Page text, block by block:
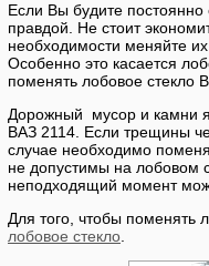
Если Вы будите
правдой. Не стоит
необходимости меняйте
Особенно это касается
поменять лобовое стекло
Дорожный мусор и камни
ВАЗ 2114. Если трещины
случае необходимо
не допустимы на лобовом
неподходящий момент
Для того, чтобы поменять
лобовое стекло